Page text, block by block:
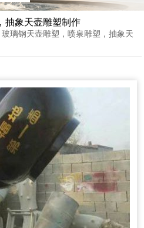
抽象天壶雕塑制作
玻璃钢天壶雕塑，喷泉雕塑，抽象天